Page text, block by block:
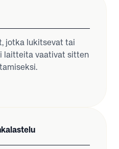
jotka lukitsevat tai
laitteita vaativat sitten